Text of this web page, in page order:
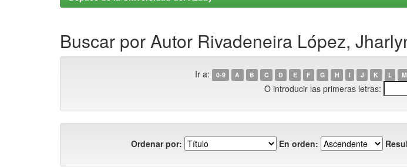
Buscar por Autor Rivadeneira López,
Ir a: 0-9 A B C D E F G H I J K L M
O introducir las primeras letras:
Ordenar por: En orden: